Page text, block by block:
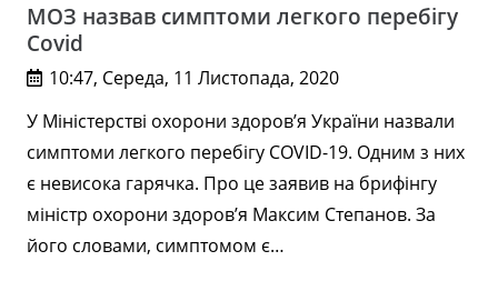
МОЗ назвав симптоми легкого перебігу
Covid
10:47, Середа, 11 Листопада, 2020
У Міністерстві охорони здоров’я України назвали
симптоми легкого перебігу COVID-19. Одним з них
є невисока гарячка. Про це заявив на брифінгу
міністр охорони здоров’я Максим Степанов. За
його словами, симптомом є…